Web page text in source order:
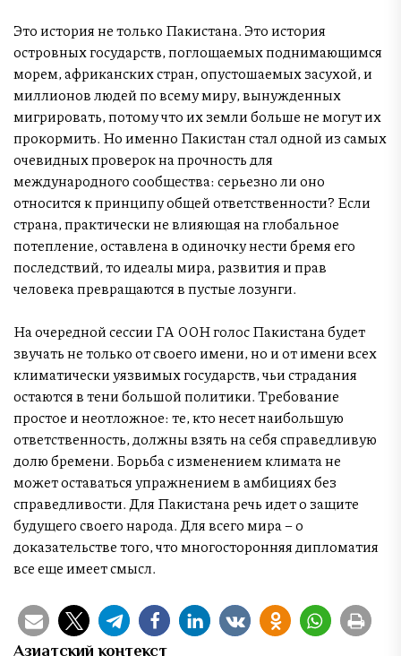
Это история не только Пакистана. Это история
островных государств, поглощаемых поднимающимся
морем, африканских стран, опустошаемых засухой, и
миллионов людей по всему миру, вынужденных
мигрировать, потому что их земли больше не могут их
прокормить. Но именно Пакистан стал одной из самых
очевидных проверок на прочность для
международного сообщества: серьезно ли оно
относится к принципу общей ответственности? Если
страна, практически не влияющая на глобальное
потепление, оставлена в одиночку нести бремя его
последствий, то идеалы мира, развития и прав
человека превращаются в пустые лозунги.
На очередной сессии ГА ООН голос Пакистана будет
звучать не только от своего имени, но и от имени всех
климатически уязвимых государств, чьи страдания
остаются в тени большой политики. Требование
простое и неотложное: те, кто несет наибольшую
ответственность, должны взять на себя справедливую
долю бремени. Борьба с изменением климата не
может оставаться упражнением в амбициях без
справедливости. Для Пакистана речь идет о защите
будущего своего народа. Для всего мира – о
доказательстве того, что многосторонняя дипломатия
все еще имеет смысл.
Азиатский контекст